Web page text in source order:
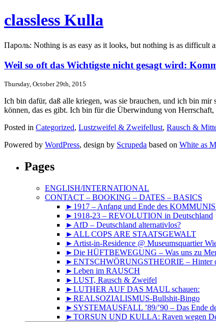
classless Kulla
Пароль: Nothing is as easy as it looks, but nothing is as difficult
Weil so oft das Wichtigste nicht gesagt wird:
Thursday, October 29th, 2015
Ich bin dafür, daß alle kriegen, was sie brauchen, und ich bin mir
können, das es gibt. Ich bin für die Überwindung von
Posted in Categorized, Lustzweifel & Zweifellust, Rausch &
Powered by WordPress, design by Scrupeda based on White as
Pages
ENGLISH/INTERNATIONAL
CONTACT – BOOKING – DATES – BASICS
►1917 – Anfang und Ende des
►1918-23 – REVOLUTION in Deutschland
►AfD – Deutschland alternativlos?
►ALL COPS ARE STAATSGEWALT
►Artist-in-Residence @ Museumsquartier
►Die HÜFTBEWEGUNG – Was uns zu
►ENTSCHWÖRUNGSTHEORIE – Hinter
►Leben im RAUSCH
►LUST, Rausch & Zweifel
►LUTHER AUF DAS MAUL schauen:
►REALSOZIALISMUS-Bullshit-Bingo
►SYSTEMAUSFALL ’89/’90 – Das Ende
►TORSUN UND KULLA: Raven wegen